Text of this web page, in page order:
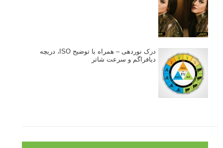
درک نوردهی – همراه با توضیح ISO، دریچه
دیافراگم و سرعت شاتر